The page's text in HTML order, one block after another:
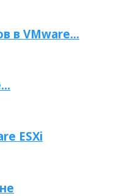
в VMware...
ESXi